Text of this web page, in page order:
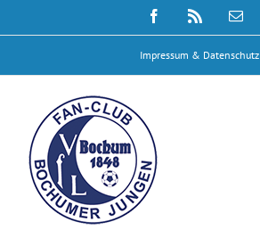
Inhalt
Facebook
E-
Impressum & Datenschutz